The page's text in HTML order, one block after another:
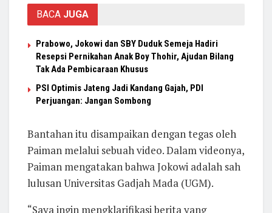
BACA JUGA
Prabowo, Jokowi dan SBY Duduk Semeja Hadiri
Resepsi Pernikahan Anak Boy Thohir, Ajudan Bilang
Tak Ada Pembicaraan Khusus
PSI Optimis Jateng Jadi Kandang Gajah, PDI
Perjuangan: Jangan Sombong
Bantahan itu disampaikan dengan tegas oleh
Paiman melalui sebuah video. Dalam videonya,
Paiman mengatakan bahwa Jokowi adalah sah
lulusan Universitas Gadjah Mada (UGM).
“Saya ingin mengklarifikasi berita yang